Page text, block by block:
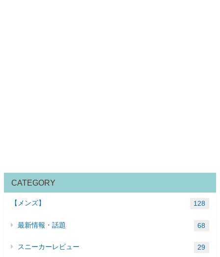
CATEGORY
【メンズ】 128
最新情報・話題 68
スニーカーレビュー 29